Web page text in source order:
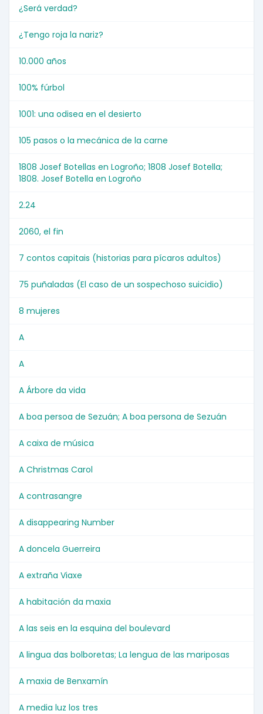
¿Será verdad?
¿Tengo roja la nariz?
10.000 años
100% fúrbol
1001: una odisea en el desierto
105 pasos o la mecánica de la carne
1808 Josef Botellas en Logroño; 1808 Josef Botella;
1808. Josef Botella en Logroño
2.24
2060, el fin
7 contos capitais (historias para pícaros adultos)
75 puñaladas (El caso de un sospechoso suicidio)
8 mujeres
A
A
A Árbore da vida
A boa persoa de Sezuán; A boa persona de Sezuán
A caixa de música
A Christmas Carol
A contrasangre
A disappearing Number
A doncela Guerreira
A extraña Viaxe
A habitación da maxia
A las seis en la esquina del boulevard
A lingua das bolboretas; La lengua de las mariposas
A maxia de Benxamín
A media luz los tres